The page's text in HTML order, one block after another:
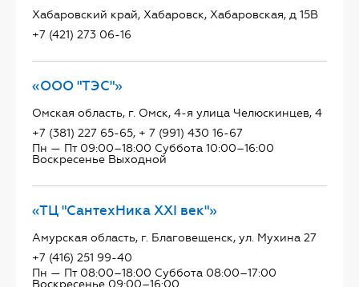
Хабаровский край, Хабаровск, Хабаровская, д 15В
+7 (421) 273 06-16
«ООО "ТЭС"»
Омская область, г. Омск, 4-я улица Челюскинцев, 4
+7 (381) 227 65-65, + 7 (991) 430 16-67
Пн — Пт 09:00–18:00 Суббота 10:00–16:00
Воскресенье Выходной
«ТЦ "СантехНика ХХI век"»
Амурская область, г. Благовещенск, ул. Мухина 27
+7 (416) 251 99-40
Пн — Пт 08:00–18:00 Суббота 08:00–17:00
Воскресенье 09:00–16:00